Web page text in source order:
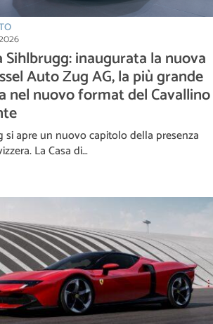
Sihlbrugg: inaugurata la nuova
Auto Zug AG, la più grande
nel nuovo format del Cavallino
si apre un nuovo capitolo della presenza
La Casa di…